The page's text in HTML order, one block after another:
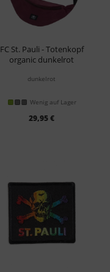
FC St. Pauli - Totenkopf
organic dunkelrot
dunkelrot
Wenig auf Lager
29,95 €